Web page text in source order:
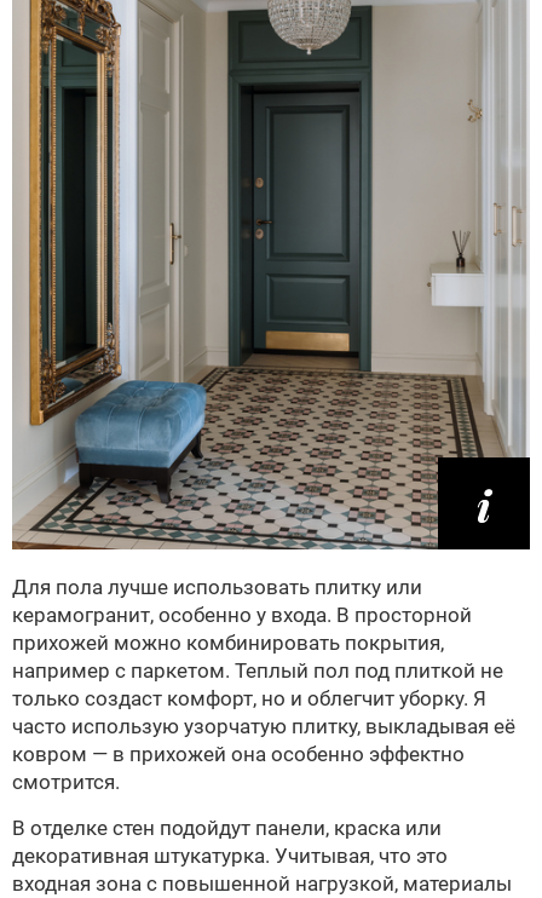
Для пола лучше использовать плитку или
керамогранит, особенно у входа. В просторной
прихожей можно комбинировать покрытия,
например с паркетом. Теплый пол под плиткой не
только создаст комфорт, но и облегчит уборку. Я
часто использую узорчатую плитку, выкладывая её
ковром — в прихожей она особенно эффектно
смотрится.
В отделке стен подойдут панели, краска или
декоративная штукатурка. Учитывая, что это
входная зона с повышенной нагрузкой, материалы